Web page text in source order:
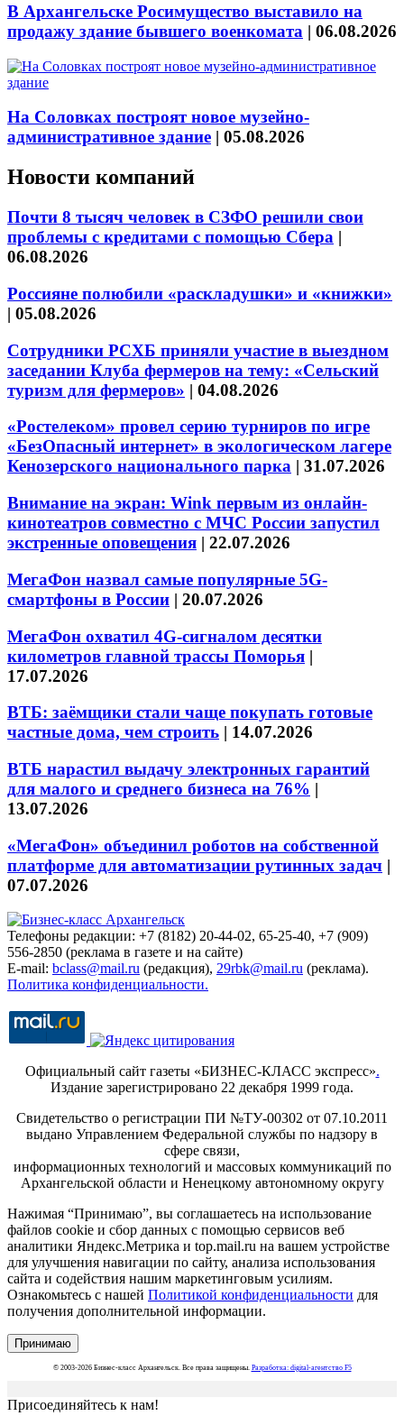
В Архангельске Росимущество выставило на
продажу здание бывшего военкомата | 06.08.2026
На Соловках построят новое музейно-
административное здание | 05.08.2026
Новости компаний
Почти 8 тысяч человек в СЗФО решили свои
проблемы с кредитами с помощью Сбера |
06.08.2026
Россияне полюбили «раскладушки» и «книжки»
| 05.08.2026
Сотрудники РСХБ приняли участие в выездном
заседании Клуба фермеров на тему: «Сельский
туризм для фермеров» | 04.08.2026
«Ростелеком» провел серию турниров по игре
«БезОпасный интернет» в экологическом лагере
Кенозерского национального парка | 31.07.2026
Внимание на экран: Wink первым из онлайн-
кинотеатров совместно с МЧС России запустил
экстренные оповещения | 22.07.2026
МегаФон назвал самые популярные 5G-
смартфоны в России | 20.07.2026
МегаФон охватил 4G-сигналом десятки
километров главной трассы Поморья |
17.07.2026
ВТБ: заёмщики стали чаще покупать готовые
частные дома, чем строить | 14.07.2026
ВТБ нарастил выдачу электронных гарантий
для малого и среднего бизнеса на 76% |
13.07.2026
«МегаФон» объединил роботов на собственной
платформе для автоматизации рутинных задач |
07.07.2026
Телефоны редакции: +7 (8182) 20-44-02, 65-25-40, +7 (909)
556-2850 (реклама в газете и на сайте)
E-mail: bclass@mail.ru (редакция), 29rbk@mail.ru (реклама).
Политика конфиденциальности.
Официальный сайт газеты «БИЗНЕС-КЛАСС экспресс».
Издание зарегистрировано 22 декабря 1999 года.
Свидетельство о регистрации ПИ №ТУ-00302 от 07.10.2011
выдано Управлением Федеральной службы по надзору в
сфере связи,
информационных технологий и массовых коммуникаций по
Архангельской области и Ненецкому автономному округу
Нажимая “Принимаю”, вы соглашаетесь на использование
файлов cookie и сбор данных с помощью сервисов веб
аналитики Яндекс.Метрика и top.mail.ru на вашем устройстве
для улучшения навигации по сайту, анализа использования
сайта и содействия нашим маркетинговым усилиям.
Ознакомьтесь с нашей Политикой конфиденциальности для
получения дополнительной информации.
Принимаю
© 2003-2026 Бизнес-класс Архангельск. Все права защищены. Разработка: digital-агентство F5
Присоединяйтесь к нам!